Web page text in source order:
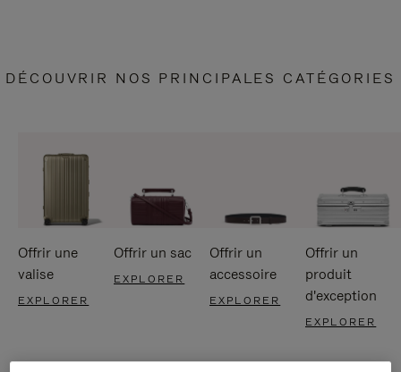
DÉCOUVRIR NOS PRINCIPALES CATÉGORIES
Offrir une
valise
EXPLORER
Offrir un sac
EXPLORER
Offrir un
accessoire
EXPLORER
Offrir un
produit
d'exception
EXPLORER